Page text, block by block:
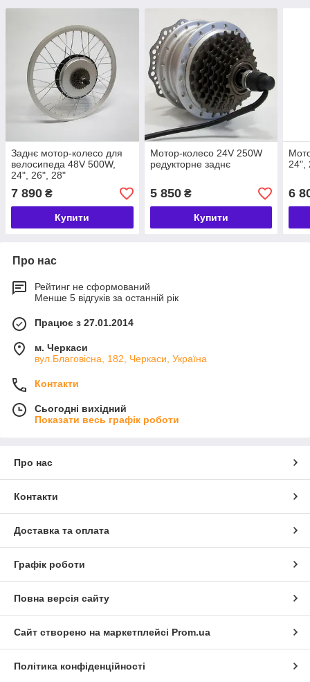
Заднє мотор-колесо для
велосипеда 48V 500W,
24", 26", 28"
7 890 ₴
Купити
Мотор-колесо 24V 250W
редукторне заднє
5 850₴
Купити
24",
6
Про нас
Рейтинг не сформований
Менше 5 відгуків за останній рік
Працює з 27.01.2014
м. Черкаси
вул.Благовісна, 182, Черкаси, Україна
Контакти
Сьогодні вихідний
Показати весь графік роботи
Про нас
Контакти
Доставка та оплата
Графік роботи
Повна версія сайту
Сайт створено на маркетплейсі Prom.ua
Політика конфіденційності